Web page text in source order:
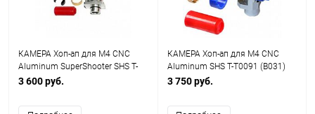
КАМЕРА Хоп-ап для M4 CNC
Aluminum SuperShooter SHS T-
T0094
3 600 руб.
КАМЕРА Хоп-ап для М4 CNC
Aluminum SHS T-T0091 (В031)
3 750 руб.